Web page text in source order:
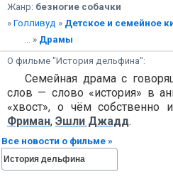
Жанр: безногие собачки
» Голливуд » Детское и семейное
... » Драмы
О фильме "История дельфина":
Семейная драма с
слов — слово «история» в
«хвост», о чём собственно
Фриман, Эшли Джадд.
Все новости о фильме »